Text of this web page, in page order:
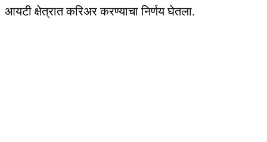
आयटी क्षेत्रात करिअर करण्याचा निर्णय घेतला.